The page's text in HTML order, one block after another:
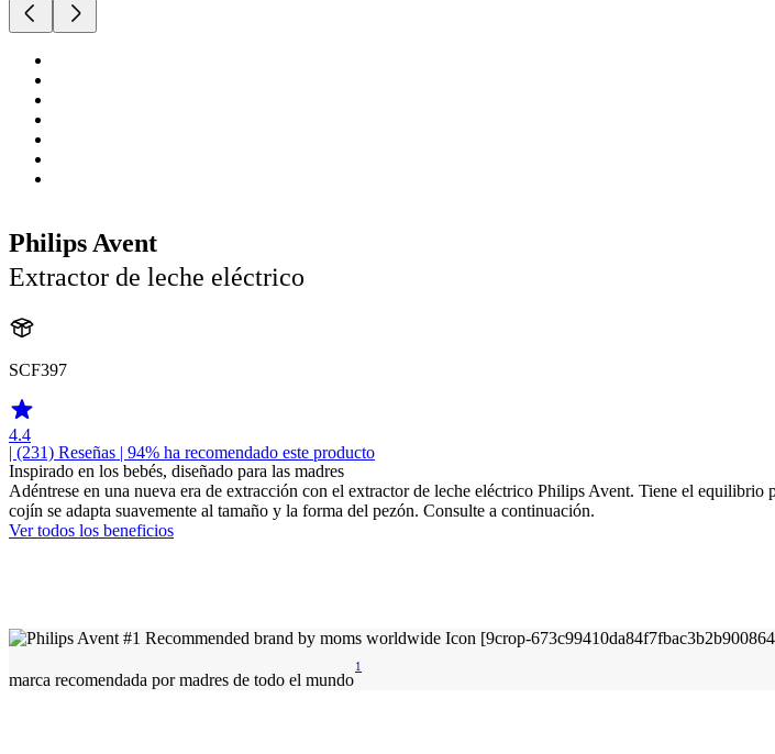
Philips Avent
Extractor de leche eléctrico
SCF397
4.4
| (231) Reseñas | 94% ha recomendado este producto
Inspirado en los bebés, diseñado para las madres
Adéntrese en una nueva era de extracción con el extractor de leche eléctrico Philips Avent. Tiene el
cojín se adapta suavemente al tamaño y la forma del pezón. Consulte a continuación.
Ver todos los beneficios
marca recomendada por madres de todo el mundo
1